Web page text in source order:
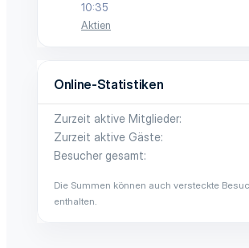
10:35
Aktien
Online-Statistiken
Zurzeit aktive Mitglieder
Zurzeit aktive Gäste
Besucher gesamt
Die Summen können auch versteckte
enthalten.